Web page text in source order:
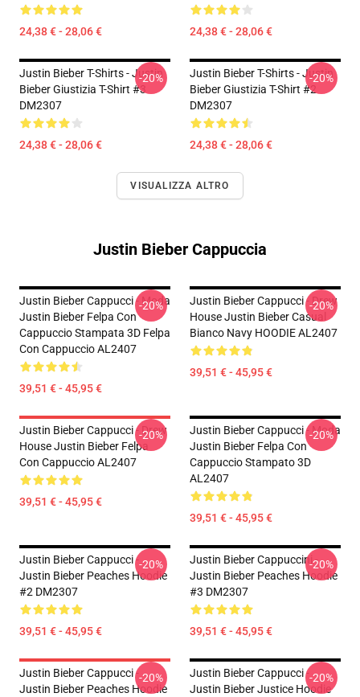
24,38 € - 28,06 € 24,38 € - 28,06 €
Justin Bieber T-Shirts - Justin
Bieber Giustizia T-Shirt #3
DM2307
24,38 € - 28,06 €
-20%
Justin Bieber T-Shirts - Justin
Bieber Giustizia T-Shirt #2
DM2307
24,38 € - 28,06 €
-20%
VISUALIZZA ALTRO
Justin Bieber Cappuccia
Justin Bieber Cappucci - Moda
Justin Bieber Felpa Con
Cappuccio Stampata 3D Felpa
Con Cappuccio AL2407
39,51 € - 45,95 €
-20%
Justin Bieber Cappucci - Drew
House Justin Bieber Casual
Bianco Navy HOODIE AL2407
39,51 € - 45,95 €
-20%
Justin Bieber Cappucci - Drew
House Justin Bieber Felpa
Con Cappuccio AL2407
39,51 € - 45,95 €
-20%
Justin Bieber Cappucci - Moda
Justin Bieber Felpa Con
Cappuccio Stampato 3D
AL2407
39,51 € - 45,95 €
-20%
Justin Bieber Cappucci -
Justin Bieber Peaches Hoodie
#2 DM2307
39,51 € - 45,95 €
-20%
Justin Bieber Cappuccini -
Justin Bieber Peaches Hoodie
#3 DM2307
39,51 € - 45,95 €
-20%
Justin Bieber Cappucci -
Justin Bieber Peaches Hoodie
-20%
Justin Bieber Cappucci -
Justin Bieber Justice Hoodie
-20%